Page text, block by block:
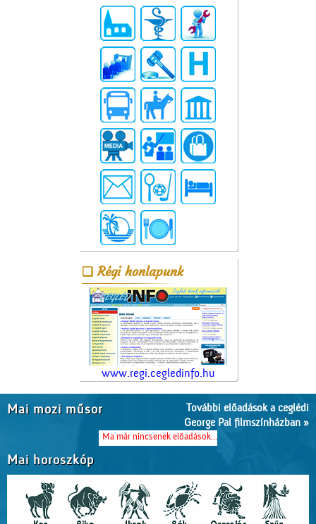
Régi honlapunk
www.regi.cegledinfo.hu
Mai mozi műsor
További előadások a ceglédi
George Pal filmszínházban »
Ma már nincsenek előadások...
Mai horoszkóp